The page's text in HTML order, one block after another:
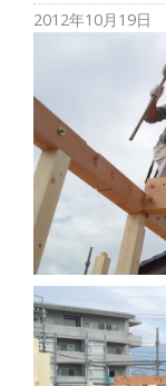
2012年10月19日